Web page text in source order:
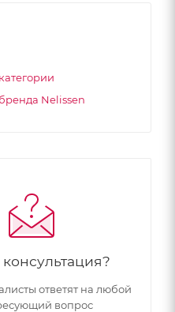
Nelissen
ответят на любой
вопрос